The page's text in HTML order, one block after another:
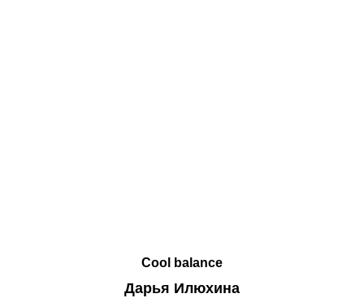
Cool balance
Дарья Илюхина